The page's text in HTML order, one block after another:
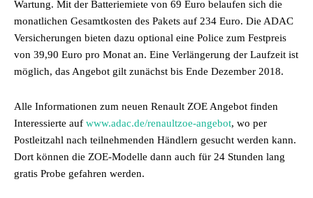
Wartung. Mit der Batteriemiete von 69 Euro belaufen sich die
monatlichen Gesamtkosten des Pakets auf 234 Euro. Die ADAC
Versicherungen bieten dazu optional eine Police zum Festpreis
von 39,90 Euro pro Monat an. Eine Verlängerung der Laufzeit ist
möglich, das Angebot gilt zunächst bis Ende Dezember 2018.
Alle Informationen zum neuen Renault ZOE Angebot finden
Interessierte auf www.adac.de/renaultzoe-angebot, wo per
Postleitzahl nach teilnehmenden Händlern gesucht werden kann.
Dort können die ZOE-Modelle dann auch für 24 Stunden lang
gratis Probe gefahren werden.